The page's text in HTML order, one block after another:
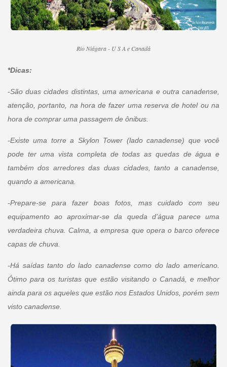
Rio Niágara - U S A e Canadá
*Dicas:
-São duas cidades distintas, uma americana e outra canadense,
atenção, portanto, na hora de fazer uma reserva de hotel ou na
hora de comprar uma passagem de ônibus.
-Existe uma torre a Skylon Tower (lado canadense) que você
pode ter uma vista completa de todas as quedas de água e
também dos arredores das duas cidades, tanto a canadense,
quando a americana.
-Prepare-se para fazer boas fotos, mas cuidado com seu
equipamento ao aproximar-se da queda d’água parece uma
verdadeira chuva. Calma, a empresa que opera o barco oferece
capas de chuva.
-Há saídas tanto do lado canadense como do lado americano.
Ótimo para os turistas que estão visitando o Canadá, e melhor
ainda para os aqueles que estão nos Estados Unidos, porém sem
visto canadense.